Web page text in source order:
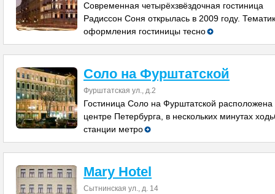
Современная четырёхзвёздочная гостиница
Радиссон Соня открылась в 2009 году.
оформления гостиницы тесно
Соло на Фурштатской
Фурштатская ул., д.2
Гостиница Соло на Фурштатской расположена
центре Петербурга, в нескольких минутах
станции метро
Mary Hotel
Сытнинская ул., д. 14